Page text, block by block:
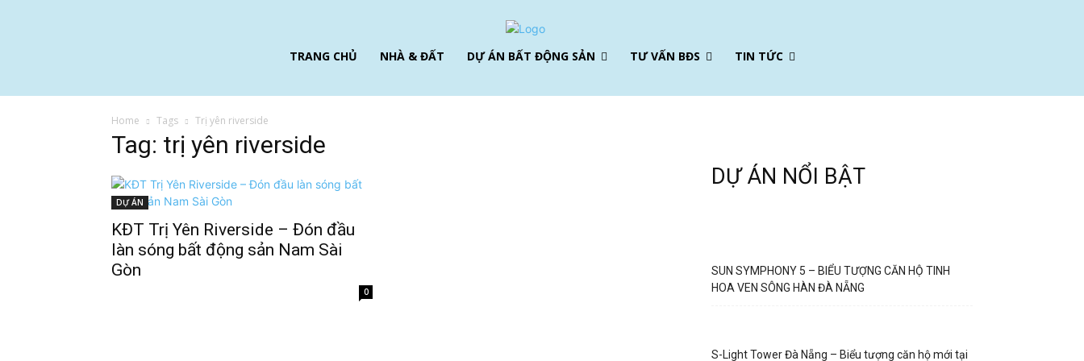
TRANG CHỦ NHÀ & ĐẤT DỰ ÁN BẤT ĐỘNG SẢN TƯ VẤN BĐS TIN TỨC
Home Tags Trị yên riverside
Tag: trị yên riverside
DỰ ÁN
KĐT Trị Yên Riverside – Đón đầu
làn sóng bất động sản Nam Sài
Gòn
0
DỰ ÁN NỔI BẬT
SUN SYMPHONY 5 – BIỂU TƯỢNG CĂN HỘ TINH
HOA VEN SÔNG HÀN ĐÀ NẴNG
S-Light Tower Đà Nẵng – Biểu tượng căn hộ mới tại